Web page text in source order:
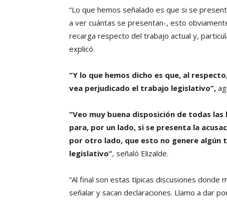
“Lo que hemos señalado es que si se
a ver cuántas se presentan-, esto
recarga respecto del trabajo actual y,
explicó.
“Y lo que hemos dicho es que, al
vea perjudicado el trabajo legislativo”,
“Veo muy buena disposición de todas
para, por un lado, si se presenta la
por otro lado, que esto no genere
legislativo”, señaló Elizalde.
“Al final son estas típicas discusiones donde
señalar y sacan declaraciones. Llamo a dar